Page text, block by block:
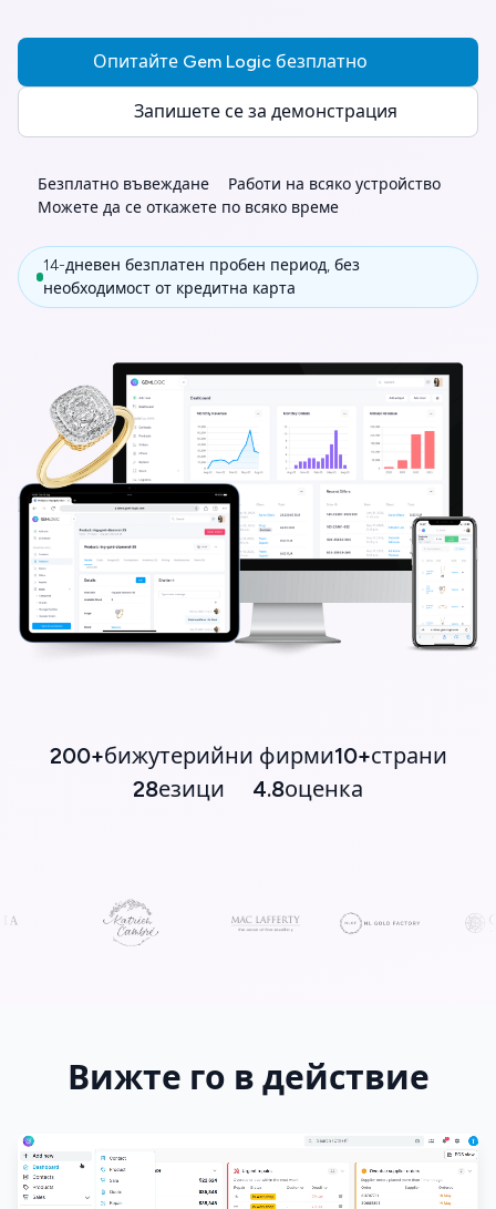
Опитайте Gem Logic безплатно
Запишете се за демонстрация
Безплатно въвеждане
Работи на всяко устройство
Можете да се откажете по всяко време
14-дневен безплатен пробен период, без
необходимост от кредитна карта
200+бижутерийни фирми10+страни
28езици 4.8оценка
Вижте го в действие